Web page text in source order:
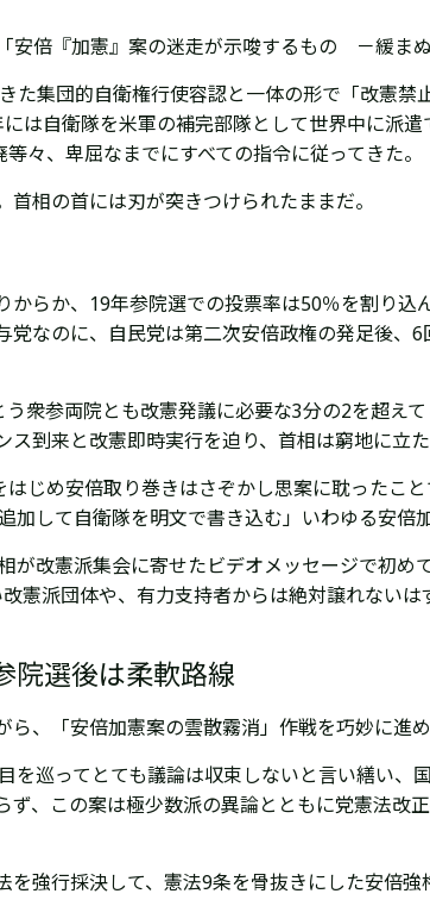
安倍『加憲』案の迷走が示唆するもの －緩まぬ
た集団的自衛権行使容認と一体の形で「改憲禁
は自衛隊を米軍の補完部隊として世界中に派
々、卑屈なまでにすべての指令に従ってきた。
相の首には刃が突きつけられたままだ。
らか、19年参院選での投票率は50％を割り込
なのに、自民党は第二次安倍政権の発足後、6
衆参両院とも改憲発議に必要な3分の2を超え
到来と改憲即時実行を迫り、首相は窮地に立た
はじめ安倍取り巻きはさぞかし思案に耽ったこ
して自衛隊を明文で書き込む」いわゆる安倍
が改憲派集会に寄せたビデオメッセージで初め
憲派団体や、有力支持者からは絶対譲れない
院選後は柔軟路線
、「安倍加憲案の雲散霧消」作戦を巧妙に進め
巡ってとても議論は収束しないと言い繕い、
、この案は極少数派の異論とともに党憲法改
強行採決して、憲法9条を骨抜きにした安倍